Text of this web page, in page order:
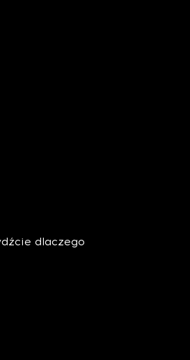
dlaczego